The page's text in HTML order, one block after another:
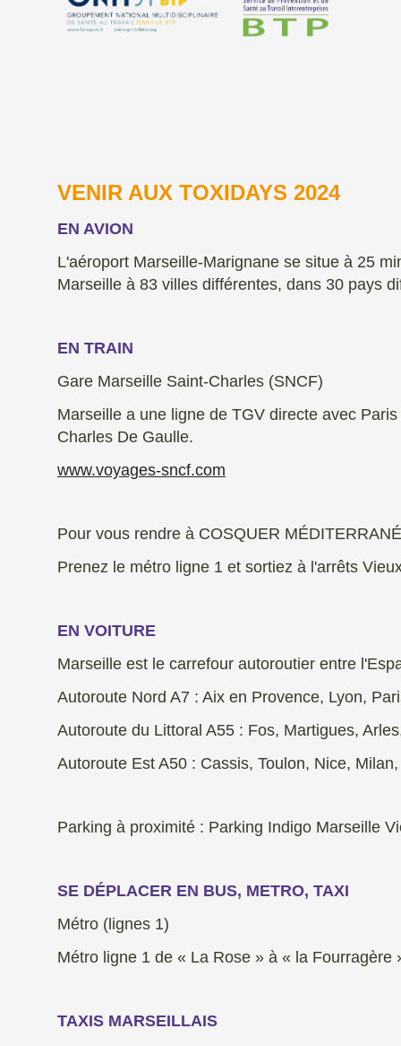
VENIR AUX TOXIDAYS 2024
EN AVION
L'aéroport Marseille-Marignane se situe à 25
Marseille à 83 villes différentes, dans 30 pays
EN TRAIN
Gare Marseille Saint-Charles (SNCF)
Marseille a une ligne de TGV directe avec
Charles De Gaulle.
www.voyages-sncf.com
Pour vous rendre à COSQUER
Prenez le métro ligne 1 et sortiez à l'arrêts
EN VOITURE
Marseille est le carrefour autoroutier entre
Autoroute Nord A7 : Aix en Provence, Lyon,
Autoroute du Littoral A55 : Fos, Martigues,
Autoroute Est A50 : Cassis, Toulon, Nice,
Parking à proximité : Parking Indigo Marseille
SE DÉPLACER EN BUS, METRO, TAXI
Métro (lignes 1)
Métro ligne 1 de « La Rose » à « la
TAXIS MARSEILLAIS